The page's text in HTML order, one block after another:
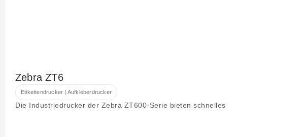
Zebra ZT6
Etikettendrucker | Aufkleberdrucker
Die Industriedrucker der Zebra ZT600-Serie bieten schnelles